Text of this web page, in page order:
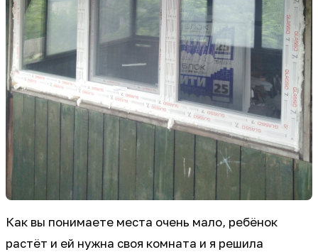
Как вы понимаете места очень мало, ребёнок
растёт и ей нужна своя комната и я решила